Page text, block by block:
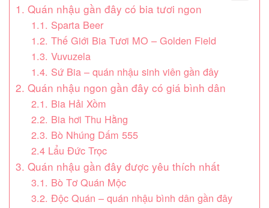
1. Quán nhậu gần đây có bia tươi ngon
1.1. Sparta Beer
1.2. Thế Giới Bia Tươi MO – Golden Field
1.3. Vuvuzela
1.4. Sứ Bia – quán nhậu sinh viên gần đây
2. Quán nhậu ngon gần đây có giá bình dân
2.1. Bia Hải Xồm
2.2. Bia hơi Thu Hằng
2.3. Bò Nhúng Dấm 555
2.4 Lẩu Đức Trọc
3. Quán nhậu gần đây được yêu thích nhất
3.1. Bò Tơ Quán Mộc
3.2. Độc Quán – quán nhậu bình dân gần đây